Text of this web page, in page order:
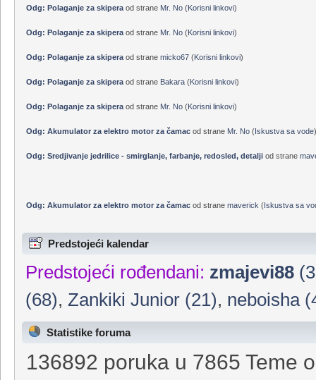
Odg: Polaganje za skiperaod strane Mr. No (Korisni linkovi)
Odg: Polaganje za skiperaod strane broker975fx(Korisni linkovi
Odg: Polaganje za skiperaod strane Mr. No( Korisni linkovi)
Odg: Polaganje za skiperaod strane Mr. No( Korisni linkovi)
Odg: Polaganje za skiperaod strane micko67(Korisni linkovi
Odg: Polaganje za skiperaod straneBakara(Korisni linkovi)
Odg: Polaganje za skipera od straneMr. No(Korisni linkovi)
Odg: Sredjivanje jedrilice - smirglanje, farbanje, redosled, detaljiod strane
Predstojeći kalendar
Predstojeći rođendani: zmajevi88
(68),Zankiki Junior (21),neboisha